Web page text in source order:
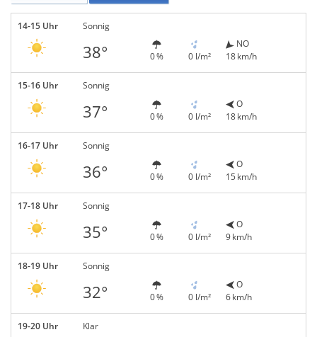
14-15 Uhr Sonnig
38° 0 % 0 l/m²
NO
18 km/h
15-16 Uhr Sonnig
37° 0 % 0 l/m²
O
18 km/h
16-17 Uhr Sonnig
36° 0 % 0 l/m²
O
15 km/h
17-18 Uhr Sonnig
35° 0 % 0 l/m²
O
9 km/h
18-19 Uhr Sonnig
32° 0 % 0 l/m²
O
6 km/h
19-20 Uhr Klar